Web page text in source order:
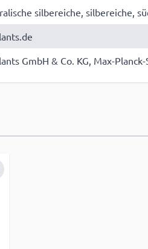
silbereiche, silbereiche,
GmbH & Co. KG, Max-
Wunschliste hinzufügen